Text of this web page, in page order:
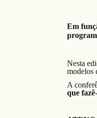
Em
Nesta
modelos
A
que